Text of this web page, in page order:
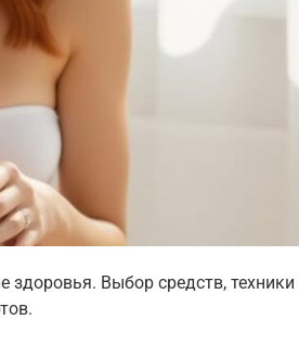
Выбор средств, техники